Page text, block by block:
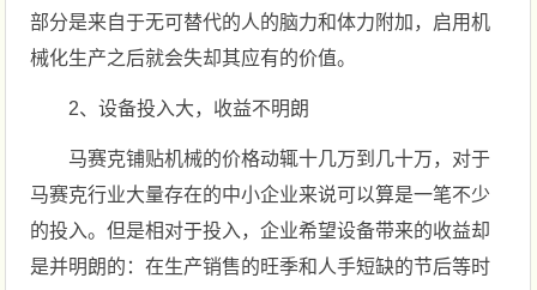
部分是来自于无可替代的人的脑力和体力附加，启用机
械化生产之后就会失却其应有的价值。
2、设备投入大，收益不明朗
马赛克铺贴机械的价格动辄十几万到几十万，对于
马赛克行业大量存在的中小企业来说可以算是一笔不少
的投入。但是相对于投入，企业希望设备带来的收益却
是并明朗的：在生产销售的旺季和人手短缺的节后等时